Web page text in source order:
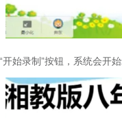
始录制”按钮，系统会开